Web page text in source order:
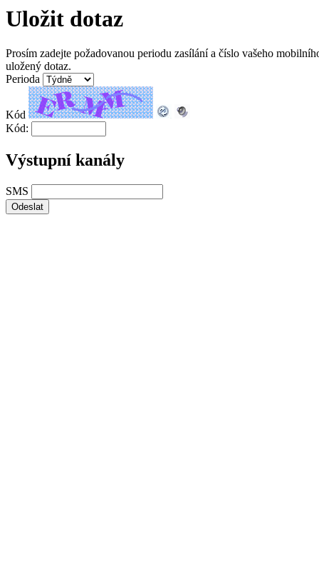
Uložit dotaz
Prosím zadejte požadovanou periodu zasílání a číslo vašeho
uložený dotaz.
Perioda
Kód
Kód:
Výstupní kanály
SMS